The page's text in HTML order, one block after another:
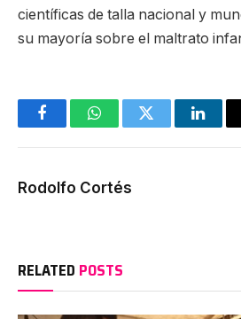
científicas de talla nacional y
su mayoría sobre el maltrato
FacebookWhatsAppTwitter
Rodolfo Cortés
RELATED POSTS